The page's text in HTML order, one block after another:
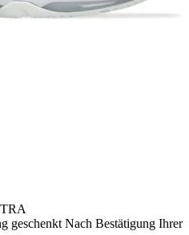
geschenkt Nach Bestätigung Ihrer